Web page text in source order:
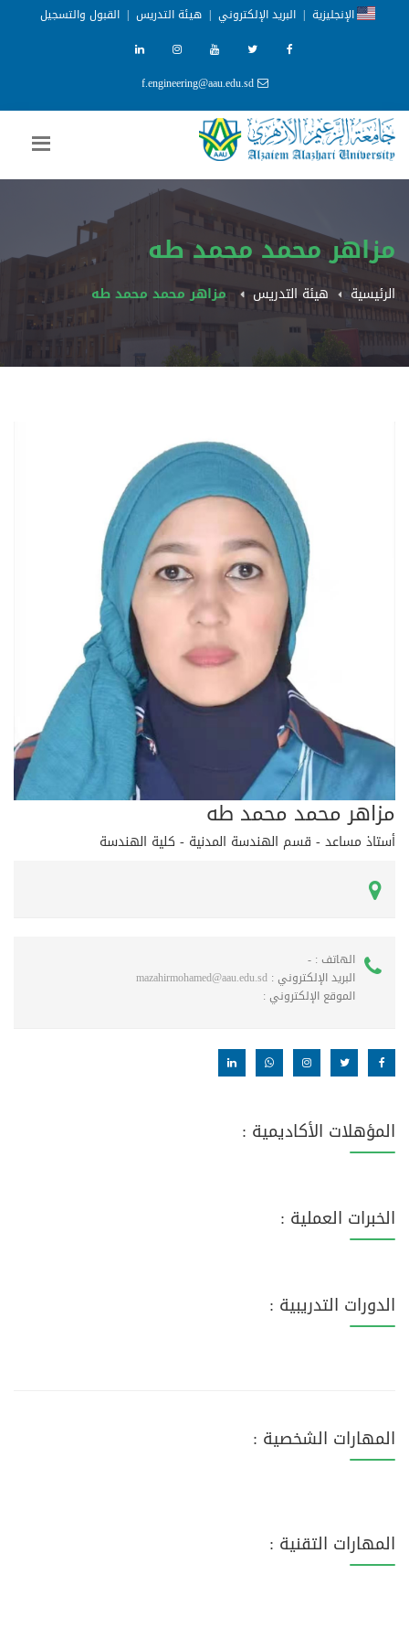
الإنجليزية | البريد الإلكتروني | هيئة التدريس | القبول والتسجيل
f.engineering@aau.edu.sd
مزاهر محمد محمد طه
الرئيسية هيئة التدريس مزاهر محمد محمد طه
مزاهر محمد محمد طه
أستاذ مساعد - قسم الهندسة المدنية - كلية الهندسة
الهاتف : -
البريد الإلكتروني : mazahirmohamed@aau.edu.sd
الموقع الإلكتروني :
المؤهلات الأكاديمية :
الخبرات العملية :
الدورات التدريبية :
المهارات الشخصية :
المهارات التقنية :